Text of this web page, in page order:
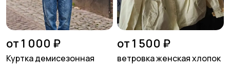
от 1 000 ₽
Куртка демисезонная
от 1 500 ₽
ветровка женская хлопок